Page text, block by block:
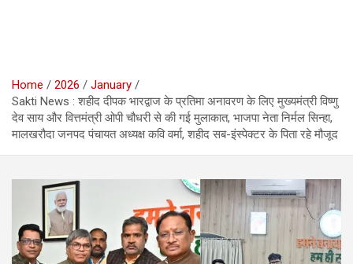
Home 2026
January
Sakti News : शहीद दीपक भारद्वाज के प्रतिमा अनावरण के लिए मुख्यमंत्री विष्णु
देव साय और वित्तमंत्री ओपी चौधरी से की गई मुलाकात, भाजपा नेता निर्मल सिन्हा,
मालखरौदा जनपद पंचायत अध्यक्ष कवि वर्मा, शहीद सब-इंस्पेक्टर के पिता रहे मौजूद